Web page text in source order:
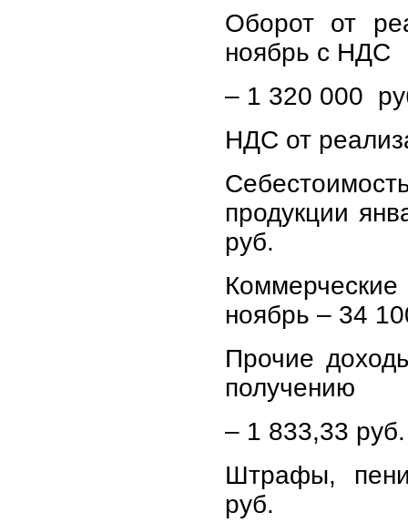
Оборот от
ноябрь с НДС
– 1 320 000
НДС от
продукции
руб.
ноябрь – 34
Прочие
получению
– 1 833,33 руб.
Штрафы,
руб.